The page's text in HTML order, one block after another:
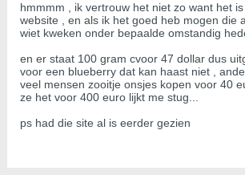
hmmmm , ik vertrouw het niet zo want het
website , en als ik het goed heb mogen die
wiet kweken onder bepaalde omstandig
en er staat 100 gram cvoor 47 dollar dus
voor een blueberry dat kan haast niet ,
veel mensen zooitje onsjes kopen voor 40
ze het voor 400 euro lijkt me stug...
ps had die site al is eerder gezien